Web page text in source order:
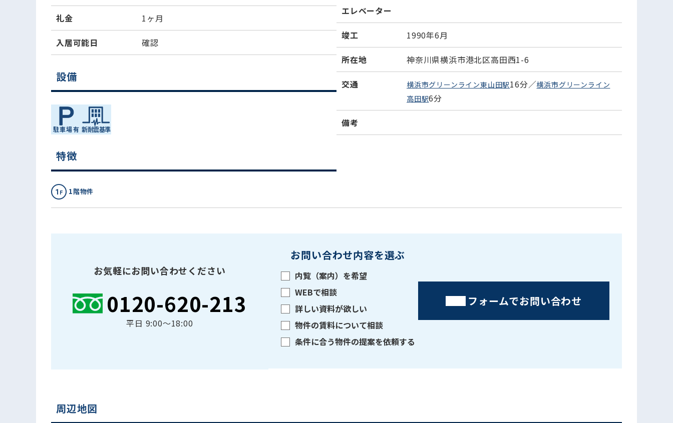
礼金 1ヶ月
入居可能日 確認
設備
特徴
1階物件
エレベーター
竣工 1990年6月
所在地 神奈川県横浜市港北区高田西1-6
交通 横浜市グリーンライン東山田駅16分／横浜市グリーンライン
高田駅6分
備考
お気軽にお問い合わせください
0120-620-213
平日 9:00〜18:00
お問い合わせ内容を選ぶ
内覧（案内）を希望
WEBで相談
詳しい資料が欲しい
物件の賃料について相談
条件に合う物件の提案を依頼する
フォームでお問い合わせ
周辺地図